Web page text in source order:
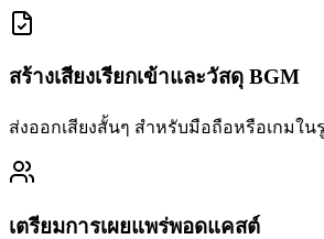
สร้างเสียงเรียกเข้าและวัสดุ BGM
ส่งออกเสียงสั้นๆ สำหรับมือถือหรือเกม
เตรียมการเผยแพร่พอดแคสต์